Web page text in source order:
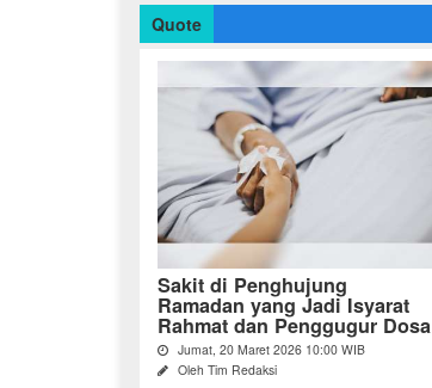
Quote
Sakit di Penghujung
Ramadan yang Jadi Isyarat
Rahmat dan Penggugur Dosa
Jumat, 20 Maret 2026 10:00 WIB
Oleh Tim Redaksi